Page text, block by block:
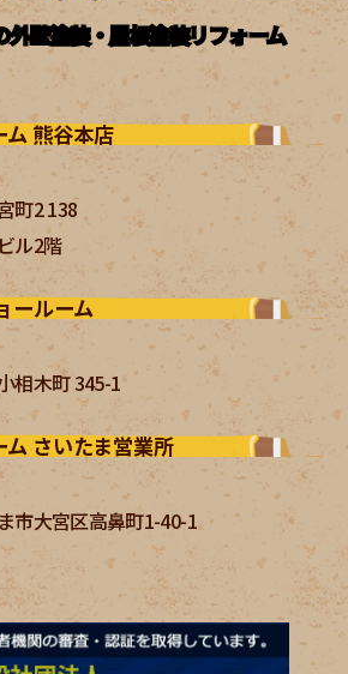
外壁塗装・屋根塗装リフォーム
熊谷本店
町2 138
ル2階
ールーム
相木町 345-1
さいたま営業所
市大宮区高鼻町1-40-1